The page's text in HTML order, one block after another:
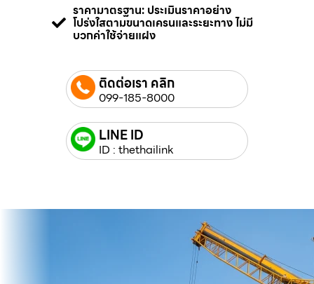
ราคามาตรฐาน: ประเมินราคาอย่าง
โปร่งใสตามขนาดเครนและระยะทาง ไม่มี
บวกค่าใช้จ่ายแฝง
ติดต่อเรา คลิก
099-185-8000
LINE ID
ID : thethailink